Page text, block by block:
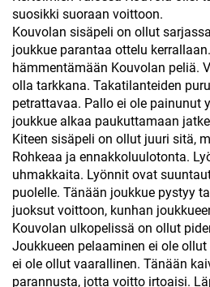
suosikki suoraan voittoon.
Kouvolan sisäpeli on ollut
joukkue parantaa ottelu
hämmentämään Kouvolan peliä.
olla tarkkana. Takatilanteiden
petrattavaa. Pallo ei ole painunut
joukkue alkaa paukuttamaan
Kiteen sisäpeli on ollut juuri sitä,
Rohkeaa ja ennakkoluulotonta.
uhmakkaita. Lyönnit ovat
puolelle. Tänään joukkue pystyy
juoksut voittoon, kunhan
Kouvolan ulkopelissä on ollut
Joukkueen pelaaminen ei ole
ei ole ollut vaarallinen. Tänään
parannusta, jotta voitto irtoaisi.